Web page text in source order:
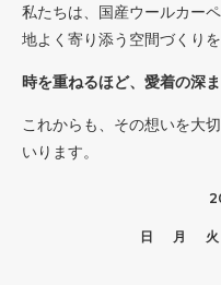
私たちは、国産ウールカー
地よく寄り添う空間づくり
時を重ねるほど、愛着の深ま
これからも、その想いを大
いります。
日 月 火